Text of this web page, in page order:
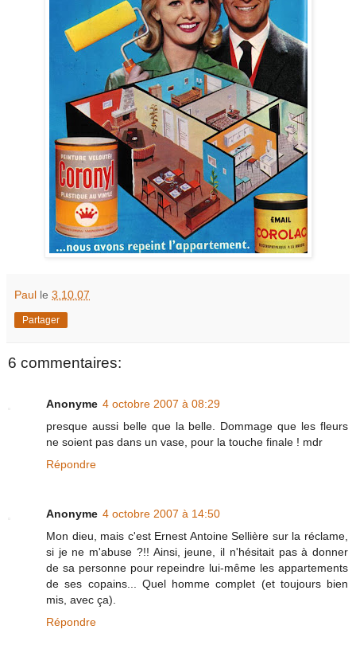
Paul le 3.10.07
Partager
6 commentaires:
Anonyme 4 octobre 2007 à 08:29
presque aussi belle que la belle. Dommage que les fleurs
ne soient pas dans un vase, pour la touche finale ! mdr
Répondre
Anonyme 4 octobre 2007 à 14:50
Mon dieu, mais c'est Ernest Antoine Sellière sur la réclame,
si je ne m'abuse ?!! Ainsi, jeune, il n'hésitait pas à donner
de sa personne pour repeindre lui-même les appartements
de ses copains... Quel homme complet (et toujours bien
mis, avec ça).
Répondre